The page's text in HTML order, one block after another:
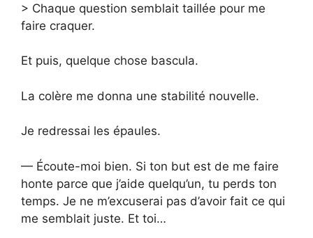
> Chaque question semblait taillée pour me
faire craquer.
Et puis, quelque chose bascula.
La colère me donna une stabilité nouvelle.
Je redressai les épaules.
— Écoute-moi bien. Si ton but est de me faire
honte parce que j’aide quelqu’un, tu perds ton
temps. Je ne m’excuserai pas d’avoir fait ce qui
me semblait juste. Et toi…